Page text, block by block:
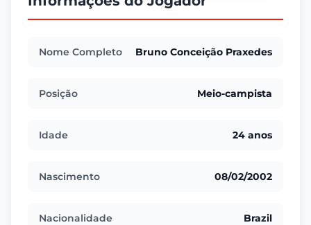
Nome Completo Bruno Conceição Praxedes
Posição Meio-campista
Idade 24 anos
Nascimento 08/02/2002
Nacionalidade Brazil